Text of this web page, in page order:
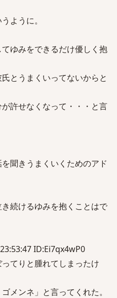
ように。
ゆみをできるだけ優しく抱
とうまくいってないからと
許せなくなって・・・と言
聞きうまくいくためのアド
続けるゆみを抱くことはで
ID:Ei7qx4wP0
てりと腫れてしまったけ
メンネ」と言ってくれた。